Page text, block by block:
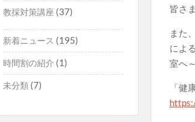
皆さ
また
によ
室へ
「
教採対策講座 (37)
新着ニュース (195)
時間割の紹介 (1)
未分類 (7)